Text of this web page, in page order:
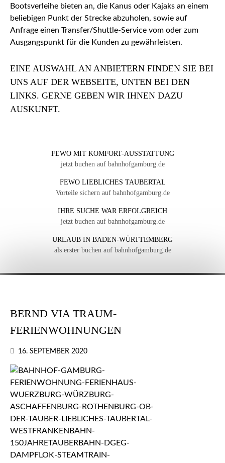
Bootsverleihe bieten an, die Kanus oder Kajaks an einem
beliebigen Punkt der Strecke abzuholen, sowie auf
Anfrage einen Transfer/Shuttle-Service vom oder zum
Ausgangspunkt für die Kunden zu gewährleisten.
EINE AUSWAHL AN ANBIETERN FINDEN SIE BEI
UNS AUF DER WEBSEITE, UNTEN BEI DEN
LINKS. GERNE GEBEN WIR IHNEN DAZU
AUSKUNFT.
FEWO MIT KOMFORT-AUSSTATTUNG
jetzt buchen auf bahnhofgamburg.de
FEWO LIEBLICHES TAUBERTAL
Vorteile sichern auf bahnhofgamburg.de
IHRE SUCHE WAR ERFOLGREICH
jetzt buchen auf bahnhofgamburg.de
URLAUB IN BADEN-WÜRTTEMBERG
als erster buchen auf bahnhofgamburg.de
BERND VIA TRAUM-
FERIENWOHNUNGEN
16. SEPTEMBER 2020